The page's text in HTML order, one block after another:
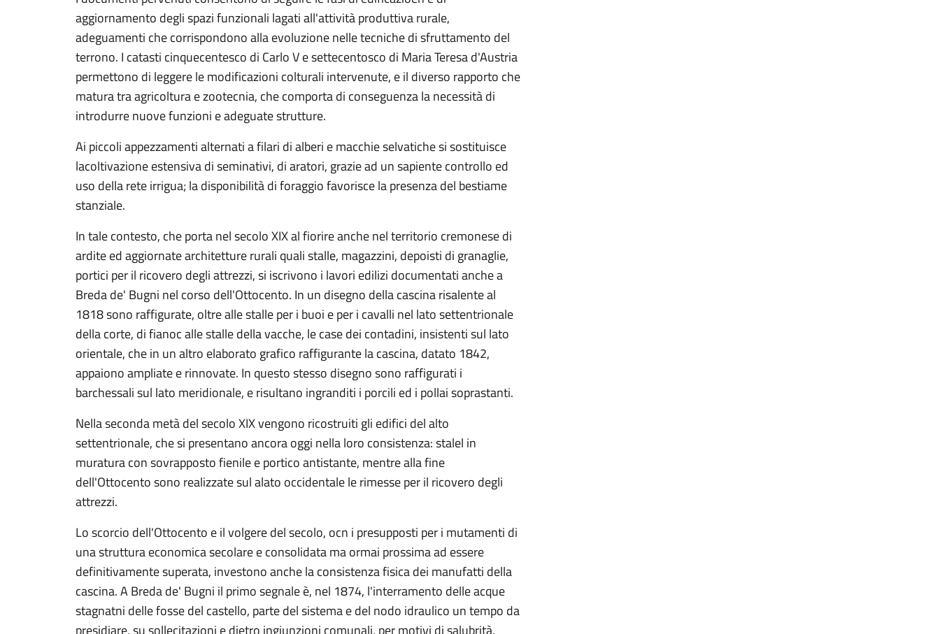
aggiornamento degli spazi funzionali lagati all'attività produttiva rurale,
adeguamenti che corrispondono alla evoluzione nelle tecniche di sfruttamento del
terrono. I catasti cinquecentesco di Carlo V e settecentosco di Maria Teresa d'Austria
permettono di leggere le modificazioni colturali intervenute, e il diverso rapporto che
matura tra agricoltura e zootecnia, che comporta di conseguenza la necessità di
introdurre nuove funzioni e adeguate strutture.
Ai piccoli appezzamenti alternati a filari di alberi e macchie selvatiche si sostituisce
lacoltivazione estensiva di seminativi, di aratori, grazie ad un sapiente controllo ed
uso della rete irrigua; la disponibilità di foraggio favorisce la presenza del bestiame
stanziale.
In tale contesto, che porta nel secolo XIX al fiorire anche nel territorio cremonese di
ardite ed aggiornate architetture rurali quali stalle, magazzini, depoisti di granaglie,
portici per il ricovero degli attrezzi, si iscrivono i lavori edilizi documentati anche a
Breda de' Bugni nel corso dell'Ottocento. In un disegno della cascina risalente al
1818 sono raffigurate, oltre alle stalle per i buoi e per i cavalli nel lato settentrionale
della corte, di fianoc alle stalle della vacche, le case dei contadini, insistenti sul lato
orientale, che in un altro elaborato grafico raffigurante la cascina, datato 1842,
appaiono ampliate e rinnovate. In questo stesso disegno sono raffigurati i
barchessali sul lato meridionale, e risultano ingranditi i porcili ed i pollai soprastanti.
Nella seconda metà del secolo XIX vengono ricostruiti gli edifici del alto
settentrionale, che si presentano ancora oggi nella loro consistenza: stalel in
muratura con sovrapposto fienile e portico antistante, mentre alla fine
dell'Ottocento sono realizzate sul alato occidentale le rimesse per il ricovero degli
attrezzi.
Lo scorcio dell'Ottocento e il volgere del secolo, ocn i presupposti per i mutamenti di
una struttura economica secolare e consolidata ma ormai prossima ad essere
definitivamente superata, investono anche la consistenza fisica dei manufatti della
cascina. A Breda de' Bugni il primo segnale è, nel 1874, l'interramento delle acque
stagnatni delle fosse del castello, parte del sistema e del nodo idraulico un tempo da
presidiare, su sollecitazioni e dietro ingiunzioni comunali, per motivi di salubrità.